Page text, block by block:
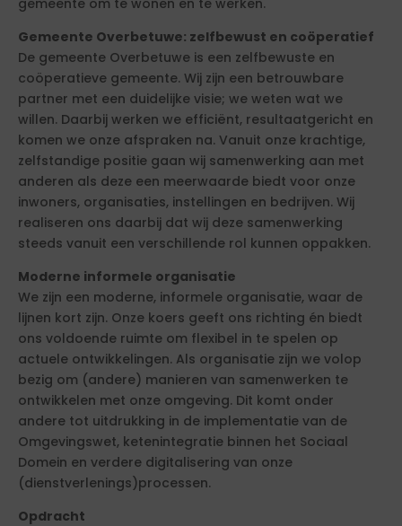
gemeente om te wonen en te werken.
Gemeente Overbetuwe: zelfbewust en coöperatief
De gemeente Overbetuwe is een zelfbewuste en
coöperatieve gemeente. Wij zijn een betrouwbare
partner met een duidelijke visie; we weten wat we
willen. Daarbij werken we efficiënt, resultaatgericht en
komen we onze afspraken na. Vanuit onze krachtige,
zelfstandige positie gaan wij samenwerking aan met
anderen als deze een meerwaarde biedt voor onze
inwoners, organisaties, instellingen en bedrijven. Wij
realiseren ons daarbij dat wij deze samenwerking
steeds vanuit een verschillende rol kunnen oppakken.
Moderne informele organisatie
We zijn een moderne, informele organisatie, waar de
lijnen kort zijn. Onze koers geeft ons richting én biedt
ons voldoende ruimte om flexibel in te spelen op
actuele ontwikkelingen. Als organisatie zijn we volop
bezig om (andere) manieren van samenwerken te
ontwikkelen met onze omgeving. Dit komt onder
andere tot uitdrukking in de implementatie van de
Omgevingswet, ketenintegratie binnen het Sociaal
Domein en verdere digitalisering van onze
(dienstverlenings)processen.
Opdracht